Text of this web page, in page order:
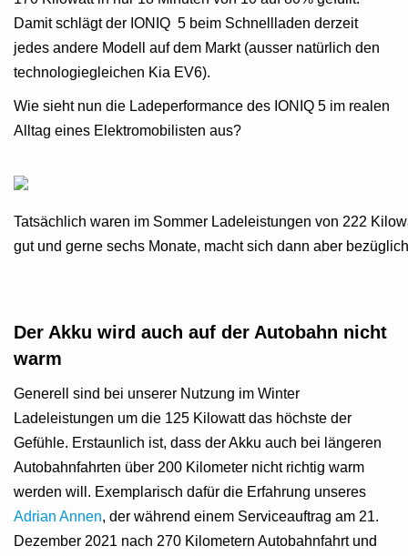
Damit schlägt der IONIQ 5 beim Schnellladen derzeit
jedes andere Modell auf dem Markt (ausser natürlich den
technologiegleichen Kia EV6).
Wie sieht nun die Ladeperformance des IONIQ 5 im realen
Alltag eines Elektromobilisten aus?
Tatsächlich waren im Sommer Ladeleistungen von 222
gut und gerne sechs Monate, macht sich dann aber
Der Akku wird auch auf der Autobahn nicht
warm
Generell sind bei unserer Nutzung im Winter
Ladeleistungen um die 125 Kilowatt das höchste der
Gefühle. Erstaunlich ist, dass der Akku auch bei längeren
Autobahnfahrten über 200 Kilometer nicht richtig warm
werden will. Exemplarisch dafür die Erfahrung unseres
Adrian Annen, der während einem Serviceauftrag am 21.
Dezember 2021 nach 270 Kilometern Autobahnfahrt und